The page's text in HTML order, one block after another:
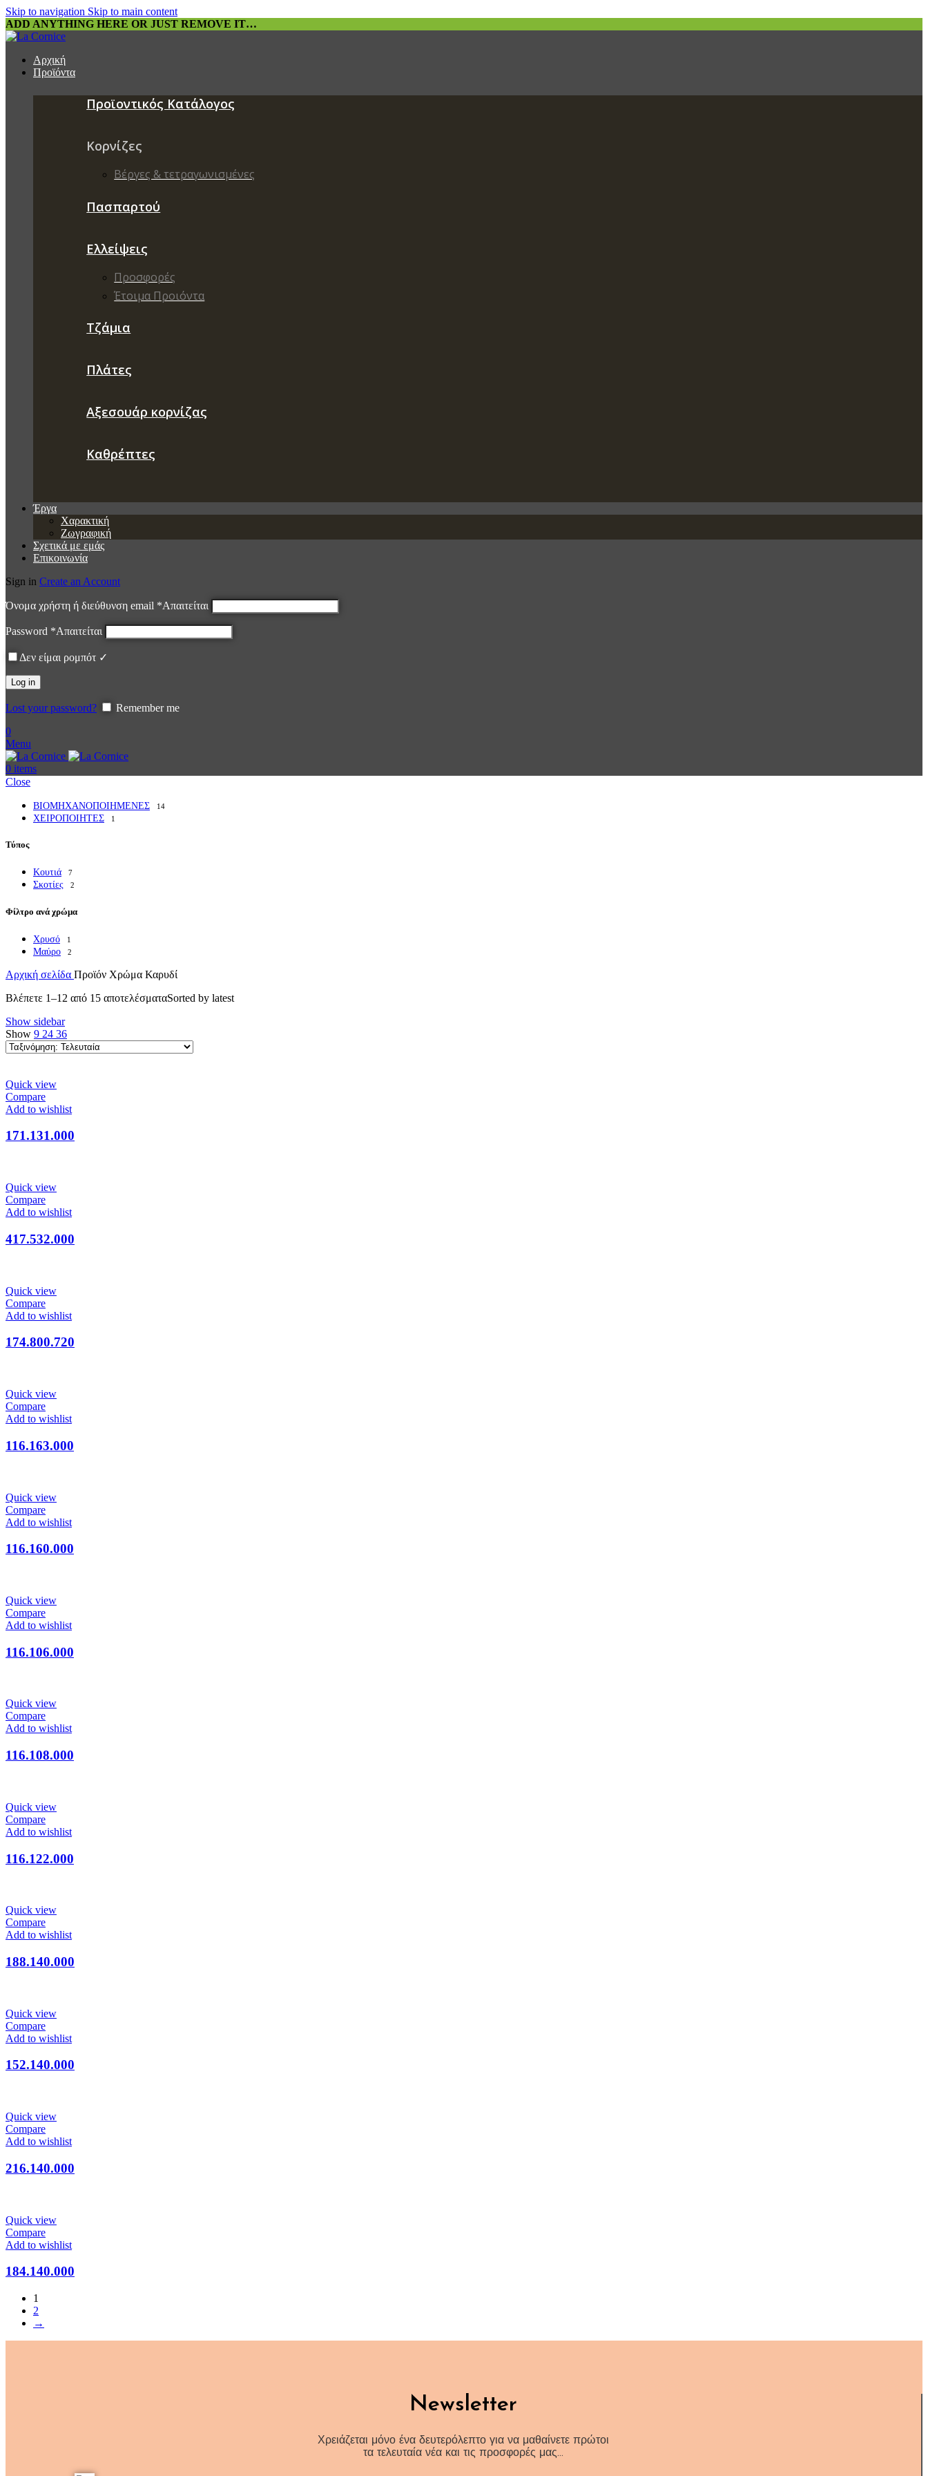
Skip to navigation Skip to main content
ADD ANYTHING HERE OR JUST REMOVE IT…
Αρχική
Προϊόντα
Προϊοντικός Κατάλογος
Κορνίζες
Βέργες & τετραγωνισμένες
Πασπαρτού
Ελλείψεις
Προσφορές
Έτοιμα Προιόντα
Τζάμια
Πλάτες
Αξεσουάρ κορνίζας
Καθρέπτες
Έργα
Χαρακτική
Ζωγραφική
Σχετικά με εμάς
Επικοινωνία
Sign in Create an Account
Όνομα χρήστη ή διεύθυνση email *Απαιτείται
Password *Απαιτείται
Δεν είμαι ρομπότ ✓
Log in
Lost your password?
Remember me
0
Menu
0 items
Close
ΒΙΟΜΗΧΑΝΟΠΟΙΗΜΕΝΕΣ 14
ΧΕΙΡΟΠΟΙΗΤΕΣ 1
Τύπος
Κουτιά 7
Σκοτίες 2
Φίλτρο ανά χρώμα
Χρυσό 1
Μαύρο 2
Αρχική σελίδα Προϊόν Χρώμα Καρυδί
Βλέπετε 1–12 από 15 αποτελέσματαSorted by latest
Show sidebar
Show 9 24 36
Quick view
Compare
Add to wishlist
171.131.000
Quick view
Compare
Add to wishlist
417.532.000
Quick view
Compare
Add to wishlist
174.800.720
Quick view
Compare
Add to wishlist
116.163.000
Quick view
Compare
Add to wishlist
116.160.000
Quick view
Compare
Add to wishlist
116.106.000
Quick view
Compare
Add to wishlist
116.108.000
Quick view
Compare
Add to wishlist
116.122.000
Quick view
Compare
Add to wishlist
188.140.000
Quick view
Compare
Add to wishlist
152.140.000
Quick view
Compare
Add to wishlist
216.140.000
Quick view
Compare
Add to wishlist
184.140.000
1
2
→
Newsletter
Χρειάζεται μόνο ένα δευτερόλεπτο για να μαθαίνετε πρώτοι
τα τελευταία νέα και τις προσφορές μας…